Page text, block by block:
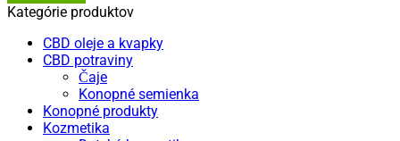
Kategórie produktov
CBD oleje a kvapky
CBD potraviny
Čaje
Konopné semienka
Konopné produkty
Kozmetika